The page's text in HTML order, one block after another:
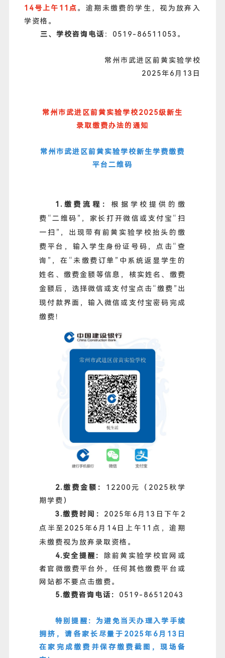
14号上午11点。逾期未缴费的学生，视为放弃入
学资格。
三、学校咨询电话：0519-86511053。
常州市武进区前黄实验学校
2025年6月13日
常州市武进区前黄实验学校2025级新生
录取缴费办法的通知
常州市武进区前黄实验学校新生学费缴费
平台二维码
1.缴费流程： 根据学校提供的缴
费“二维码”，家长打开微信或支付宝“扫
一扫”，出现带有前黄实验学校抬头的缴
费平台，输入学生身份证号码，点击“查
询”，在“未缴费订单”中系统返显学生的
姓名、缴费金额等信息，核实姓名、缴费
金额后，选择微信或支付宝点击“缴费”出
现付款界面，输入微信或支付宝密码完成
缴费！
2.缴费金额： 12200元（2025秋学
期学费）
3.缴费时间： 2025年6月13日下午2
点半至2025年6月14日上午11点，逾期
未缴费视为放弃录取资格。
4.安全提醒：
除前黄实验学校官网或
者官微缴费平台外，任何其他缴费平台或
网站都不要点击缴费。
5.缴费咨询电话： 0519-86512043
特别提醒：为避免当天办理入学手续
拥挤，请各家长尽量于2025年6月13日
在家完成缴费并保存缴费截图，现场备